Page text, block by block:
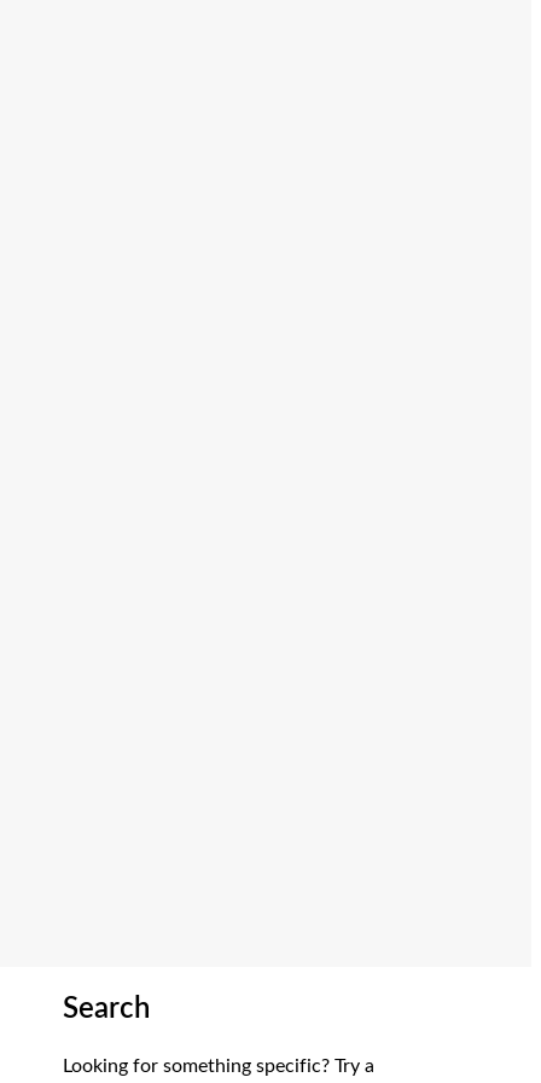
Search
Looking for something specific? Try a